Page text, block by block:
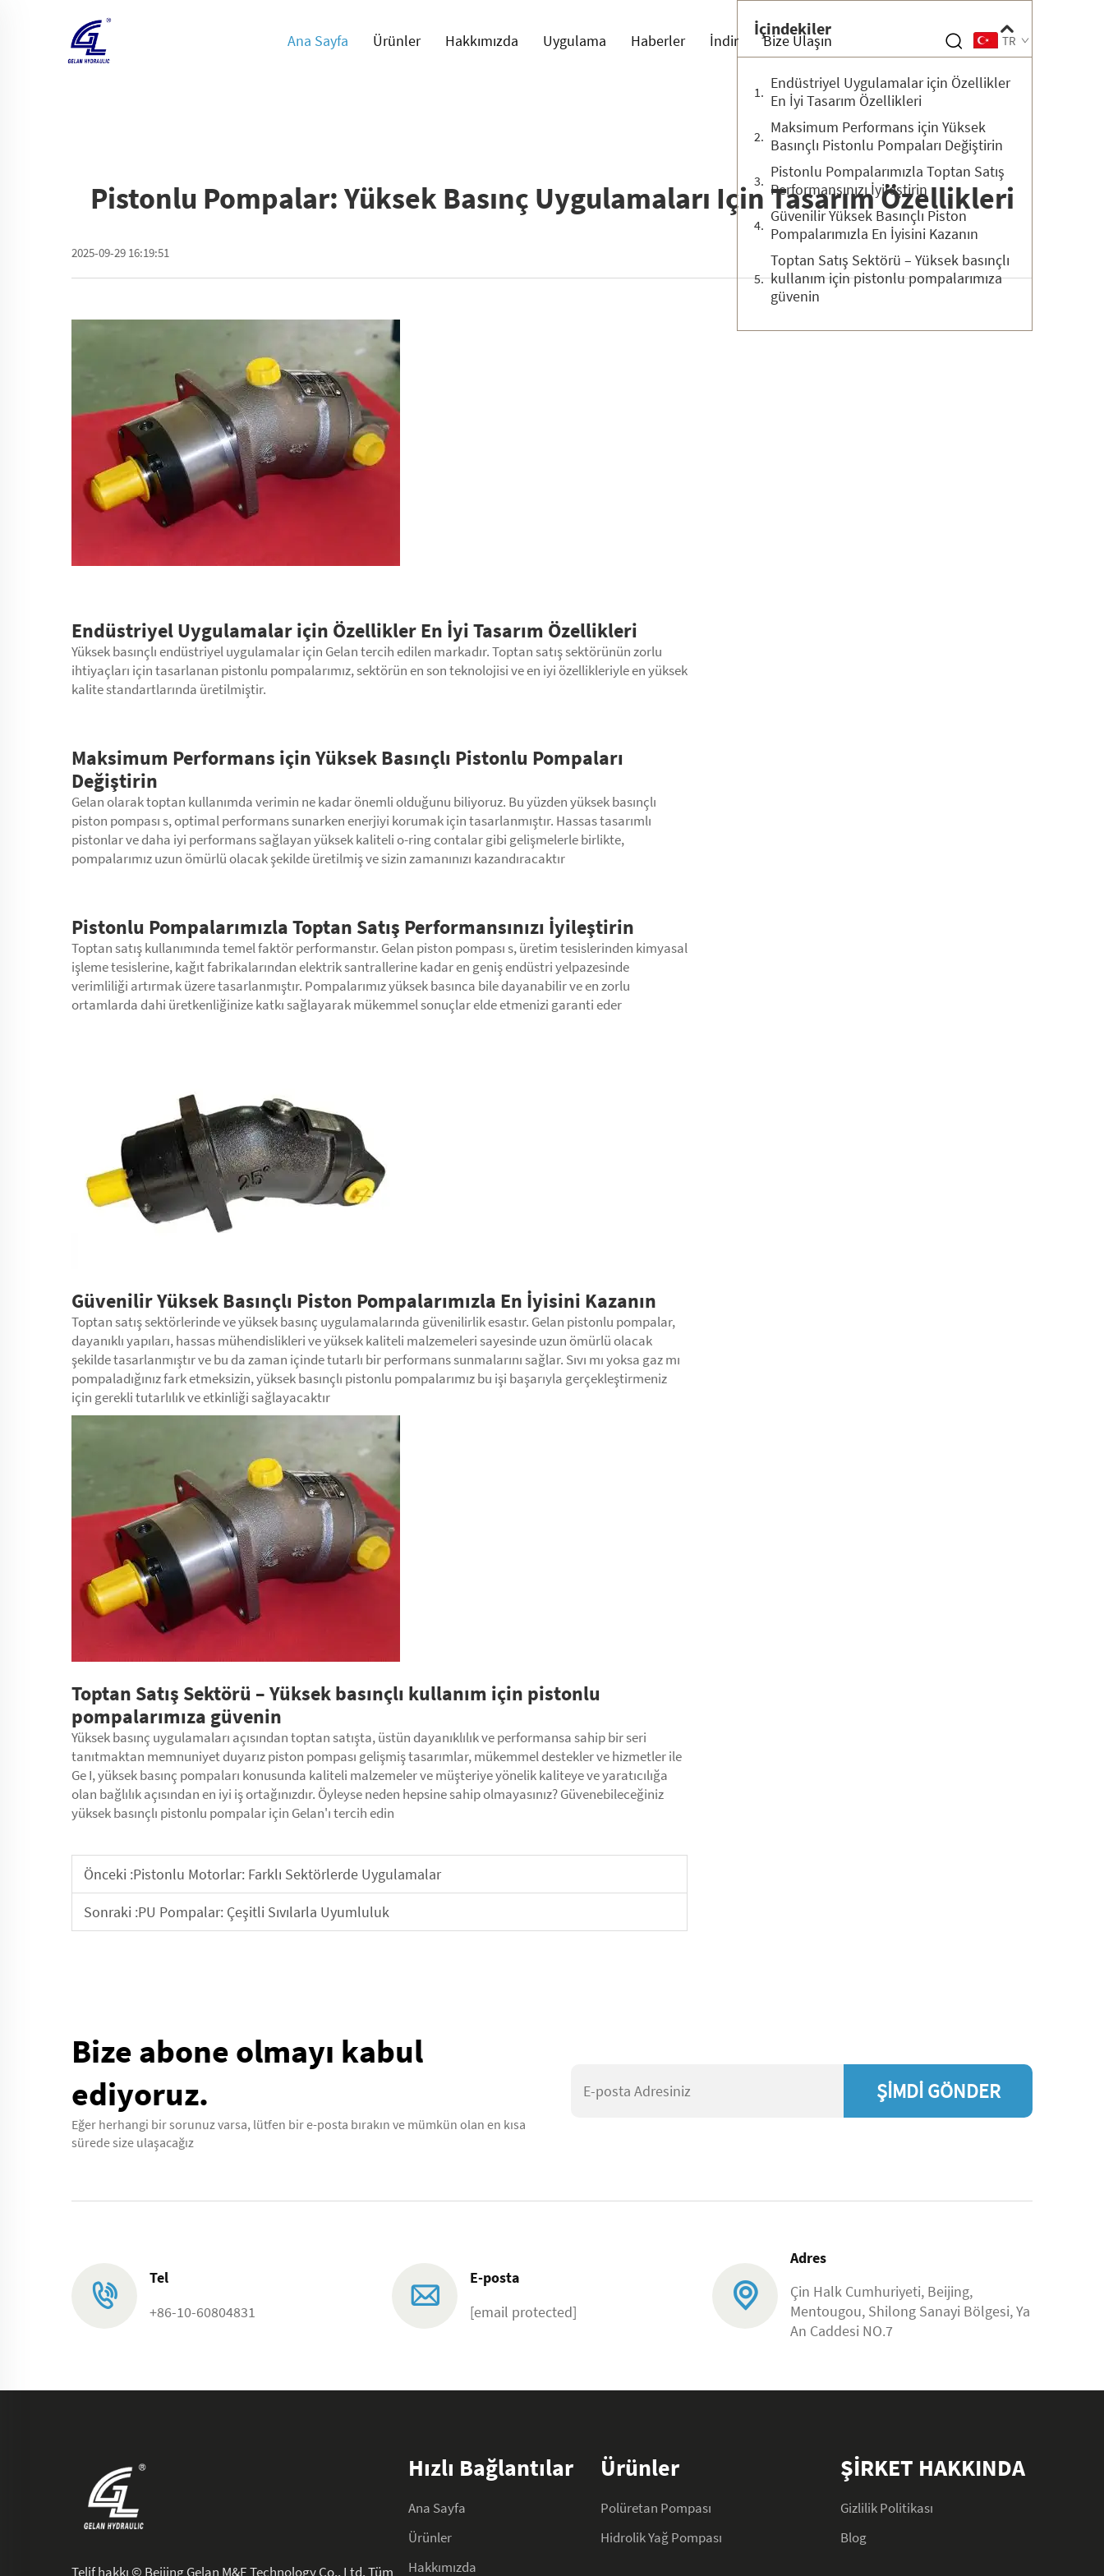
Ana Sayfa Ürünler Hakkımızda Uygulama Haberler İndir Bize Ulaşın TR
Pistonlu Pompalar: Yüksek Basınç Uygulamaları Için Tasarım Özellikleri
2025-09-29 16:19:51
Endüstriyel Uygulamalar için Özellikler En İyi Tasarım Özellikleri
Yüksek basınçlı endüstriyel uygulamalar için Gelan tercih edilen markadır. Toptan satış sektörünün zorlu
ihtiyaçları için tasarlanan pistonlu pompalarımız, sektörün en son teknolojisi ve en iyi özellikleriyle en yüksek
kalite standartlarında üretilmiştir.
Maksimum Performans için Yüksek Basınçlı Pistonlu Pompaları
Değiştirin
Gelan olarak toptan kullanımda verimin ne kadar önemli olduğunu biliyoruz. Bu yüzden yüksek basınçlı
piston pompasıs, optimal performans sunarken enerjiyi korumak için tasarlanmıştır. Hassas tasarımlı
pistonlar ve daha iyi performans sağlayan yüksek kaliteli o-ring contalar gibi gelişmelerle birlikte,
pompalarımız uzun ömürlü olacak şekilde üretilmiş ve sizin zamanınızı kazandıracaktır
Pistonlu Pompalarımızla Toptan Satış Performansınızı İyileştirin
Toptan satış kullanımında temel faktör performanstır. Gelan piston pompasıs, üretim tesislerinden kimyasal
işleme tesislerine, kağıt fabrikalarından elektrik santrallerine kadar en geniş endüstri yelpazesinde
verimliliği artırmak üzere tasarlanmıştır. Pompalarımız yüksek basınca bile dayanabilir ve en zorlu
ortamlarda dahi üretkenliğinize katkı sağlayarak mükemmel sonuçlar elde etmenizi garanti eder
Güvenilir Yüksek Basınçlı Piston Pompalarımızla En İyisini Kazanın
Toptan satış sektörlerinde ve yüksek basınç uygulamalarında güvenilirlik esastır. Gelan pistonlu pompalar,
dayanıklı yapıları, hassas mühendislikleri ve yüksek kaliteli malzemeleri sayesinde uzun ömürlü olacak
şekilde tasarlanmıştır ve bu da zaman içinde tutarlı bir performans sunmalarını sağlar. Sıvı mı yoksa gaz mı
pompaladığınız fark etmeksizin, yüksek basınçlı pistonlu pompalarımız bu işi başarıyla gerçekleştirmeniz
için gerekli tutarlılık ve etkinliği sağlayacaktır
Toptan Satış Sektörü – Yüksek basınçlı kullanım için pistonlu
pompalarımıza güvenin
Yüksek basınç uygulamaları açısından toptan satışta, üstün dayanıklılık ve performansa sahip bir seri
tanıtmaktan memnuniyet duyarızpiston pompası gelişmiş tasarımlar, mükemmel destekler ve hizmetler ile
Ge I, yüksek basınç pompaları konusunda kaliteli malzemeler ve müşteriye yönelik kaliteye ve yaratıcılığa
olan bağlılık açısından en iyi iş ortağınızdır. Öyleyse neden hepsine sahip olmayasınız? Güvenebileceğiniz
yüksek basınçlı pistonlu pompalar için Gelan'ı tercih edin
Önceki :Pistonlu Motorlar: Farklı Sektörlerde Uygulamalar
Sonraki :PU Pompalar: Çeşitli Sıvılarla Uyumluluk
İçindekiler
Endüstriyel Uygulamalar için Özellikler
En İyi Tasarım Özellikleri
Maksimum Performans için Yüksek
Basınçlı Pistonlu Pompaları Değiştirin
Pistonlu Pompalarımızla Toptan Satış
Performansınızı İyileştirin
Güvenilir Yüksek Basınçlı Piston
Pompalarımızla En İyisini Kazanın
Toptan Satış Sektörü – Yüksek basınçlı
kullanım için pistonlu pompalarımıza
güvenin
Bize abone olmayı kabul
ediyoruz.
Eğer herhangi bir sorunuz varsa, lütfen bir e-posta bırakın ve mümkün olan en kısa
sürede size ulaşacağız
ŞİMDİ GÖNDER
Tel
+86-10-60804831
E-posta
[email protected]
Adres
Çin Halk Cumhuriyeti, Beijing,
Mentougou, Shilong Sanayi Bölgesi, Ya
An Caddesi NO.7
Telif hakkı © Beijing Gelan M&E Technology Co., Ltd. Tüm
Hızlı Bağlantılar
Ana Sayfa
Ürünler
Hakkımızda
Ürünler
Polüretan Pompası
Hidrolik Yağ Pompası
ŞİRKET HAKKINDA
Gizlilik Politikası
Blog